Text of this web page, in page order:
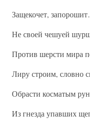
Защекочет,
Не своей чешуей
Против шерсти мира
Лиру строим, словно
Обрасти косматым
Из гнезда упавших